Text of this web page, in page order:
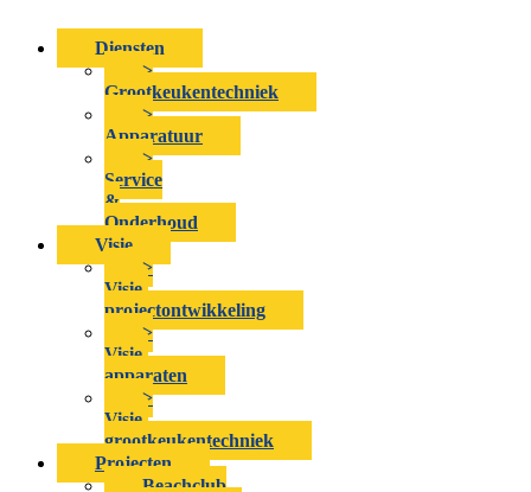
Diensten
>
Grootkeukentechniek
>
Apparatuur
>
Service
&
Onderhoud
Visie
>
Visie-
projectontwikkeling
>
Visie-
apparaten
>
Visie-
grootkeukentechniek
Projecten
Beachclub